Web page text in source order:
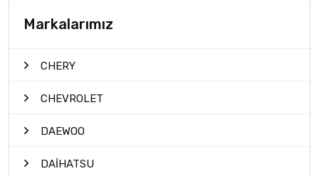
Markalarımız
CHERY
CHEVROLET
DAEWOO
DAİHATSU